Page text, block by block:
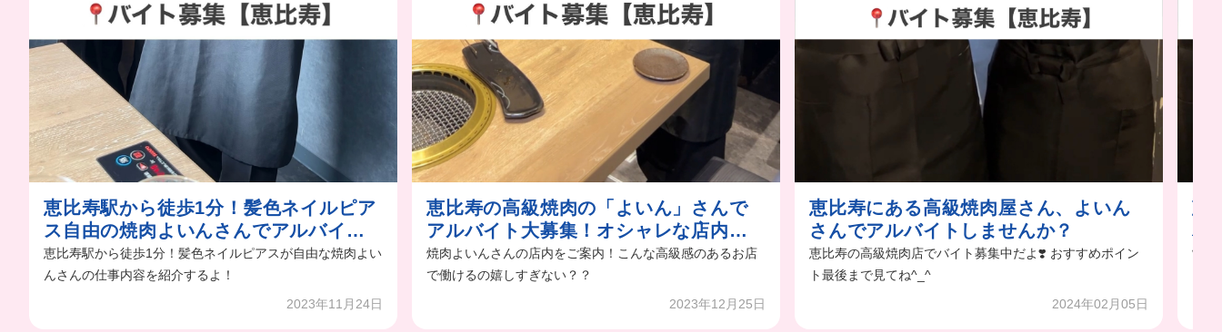
恵比寿駅から徒歩1分！髪色ネイルピア
ス自由の焼肉よいんさんでアルバイト
募集中！
恵比寿駅から徒歩1分！髪色ネイルピアスが自由な焼肉よい
んさんの仕事内容を紹介するよ！
2023年11月24日
恵比寿の高級焼肉の「よいん」さんで
アルバイト大募集！オシャレな店内と
優しい先輩がいる焼肉屋さんでアルバ
イトしませんか？
焼肉よいんさんの店内をご案内！こんな高級感のあるお店
で働けるの嬉しすぎない？？
2023年12月25日
恵比寿にある高級焼肉屋さん、よいん
さんでアルバイトしませんか？
恵比寿の高級焼肉店でバイト募集中だよ❣️ おすすめポイン
ト最後まで見てね^_^
2024年02月05日
恵
バ
制服